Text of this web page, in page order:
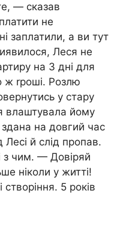
— сказав
не
заплатили, а ви тут
Леся не
на 3 дні для
ж rроші. Розлю
у стару
влаштувала йому
на довгий час
й слід пропав.
з чим. — Довіряй
ніколи у житті!
створіння. 5 років